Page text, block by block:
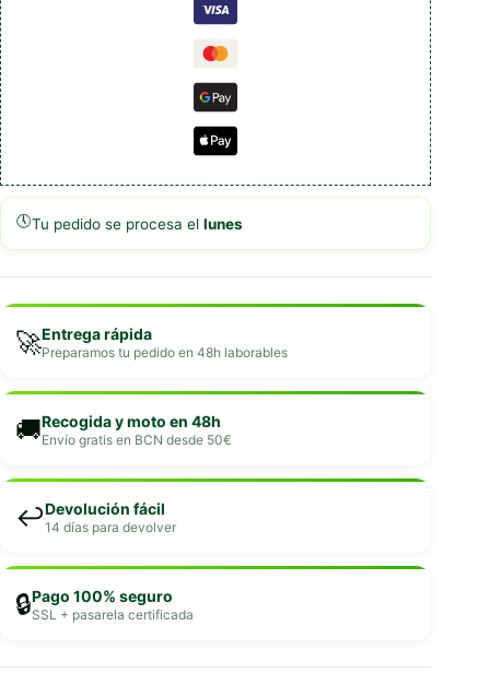
🕔Tu pedido se procesa el lunes
🚀Entrega rápida
Preparamos tu pedido en 48h laborables
🚚Recogida y moto en 48h
Envío gratis en BCN desde 50€
↩️Devolución fácil
14 días para devolver
🔒Pago 100% seguro
SSL + pasarela certificada